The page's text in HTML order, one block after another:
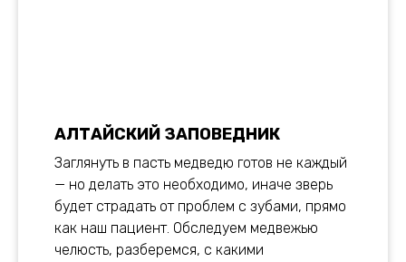
АЛТАЙСКИЙ ЗАПОВЕДНИК
Заглянуть в пасть медведю готов не каждый
— но делать это необходимо, иначе зверь
будет страдать от проблем с зубами, прямо
как наш пациент. Обследуем медвежью
челюсть, разберемся, с какими